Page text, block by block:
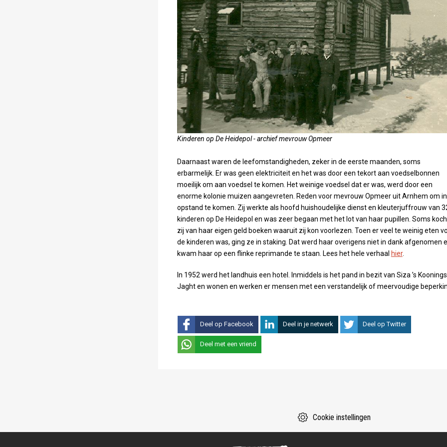
Kinderen op De Heidepol - archief mevrouw Opmeer
Daarnaast waren de leefomstandigheden, zeker in de eerste maanden, soms
erbarmelijk. Er was geen elektriciteit en het was door een tekort aan voedselbonnen
moeilijk om aan voedsel te komen. Het weinige voedsel dat er was, werd door een
enorme kolonie muizen aangevreten. Reden voor mevrouw Opmeer uit Arnhem om in
opstand te komen. Zij werkte als hoofd huishoudelijke dienst en kleuterjuffrouw van
kinderen op De Heidepol en was zeer begaan met het lot van haar pupillen. Soms
zij van haar eigen geld boeken waaruit zij kon voorlezen. Toen er veel te weinig eten
de kinderen was, ging ze in staking. Dat werd haar overigens niet in dank afgenomen
kwam haar op een flinke reprimande te staan. Lees het hele verhaal hier.
In 1952 werd het landhuis een hotel. Inmiddels is het pand in bezit van Siza ’s Koonings
Jaght en wonen en werken er mensen met een verstandelijk of meervoudige
Deel op Facebook Deel in je netwerk Deel op Twitter
Deel met een vriend
Cookie instellingen